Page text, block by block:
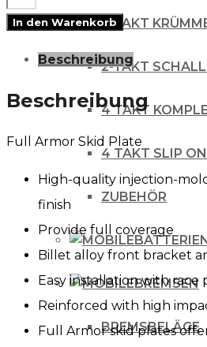
2-TAKT
2-TAKT
4 TAKT
4 TAKT SLIP
ZUBEHÖR
BREMSEN
BREMSBELÄGE
FULL
PLATE
MOTORSCHUTZ
In den Warenkorb
Beschreibung
Beschreibung
Full Armor Skid Plate
High-quality injection-
finish
Provide full coverage
Billet alloy front bracket
Easy installation with race
Reinforced with high
Full Armor skid plates